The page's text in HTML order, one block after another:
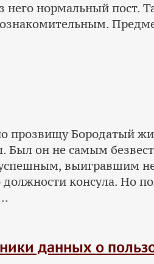
него нормальный пост.
прозвищу Бородатый
Был он не самым
выигравшим
консула. Но
данных о